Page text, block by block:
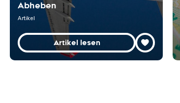
Abheben
Artikel
Artikel lesen